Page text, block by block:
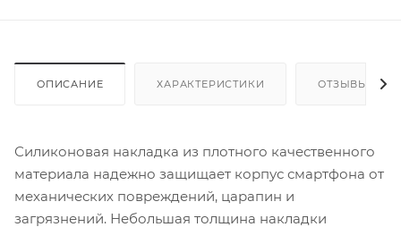
ОПИСАНИЕ ХАРАКТЕРИСТИКИ ОТЗЫВЫ
Силиконовая накладка из плотного качественного
материала надежно защищает корпус смартфона от
механических повреждений, царапин и
загрязнений. Небольшая толщина накладки